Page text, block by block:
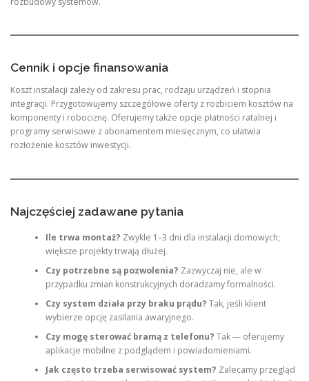
Cennik i opcje finansowania
Koszt instalacji zależy od zakresu prac, rodzaju urządzeń i stopnia
integracji. Przygotowujemy szczegółowe oferty z rozbiciem kosztów na
komponenty i robociznę. Oferujemy także opcje płatności ratalnej i
programy serwisowe z abonamentem miesięcznym, co ułatwia
rozłożenie kosztów inwestycji.
Najczęściej zadawane pytania
Ile trwa montaż? Zwykle 1–3 dni dla instalacji domowych;
większe projekty trwają dłużej.
Czy potrzebne są pozwolenia? Zazwyczaj nie, ale w
przypadku zmian konstrukcyjnych doradzamy formalności.
Czy system działa przy braku prądu? Tak, jeśli klient
wybierze opcję zasilania awaryjnego.
Czy mogę sterować bramą z telefonu? Tak — oferujemy
aplikacje mobilne z podglądem i powiadomieniami.
Jak często trzeba serwisować system? Zalecamy przegląd